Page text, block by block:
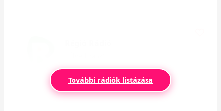
További rádiók listázása